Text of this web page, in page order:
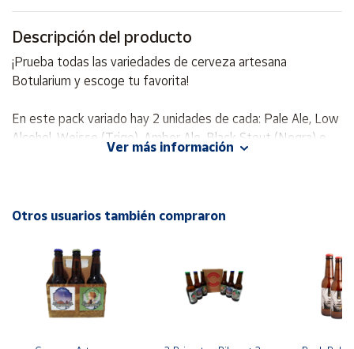
Cuenta
Área
cliente
Ubicación
Baleares
Descripción del producto
¡Prueba todas las variedades de cerveza artesana
Botularium y escoge tu favorita!
En este pack variado hay 2 unidades de cada: Pale Ale, Low
Alcohol, Weisse (Trigo), Amber Ale, Black Stout (Negra) e
Indian Pale Ale (IPA).
La cerveza artesana Pale Ale de Botularium es una cerveza
más cuerpo. Se usa un tipo de malta clara (en inglés pale
malt), que le da el nombre a esta variedad.
Ver más información
Otros usuarios también compraron